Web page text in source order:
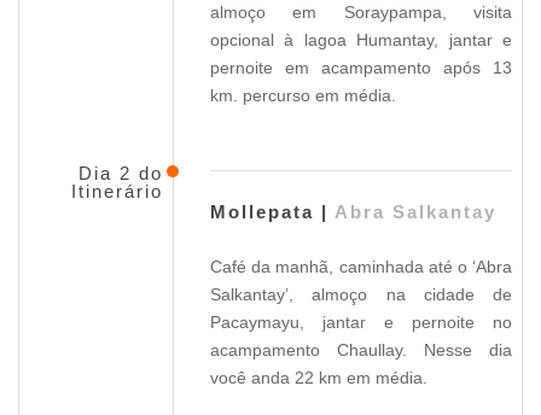
almoço em Soraypampa, visita
opcional à lagoa Humantay, jantar e
pernoite em acampamento após 13
km. percurso em média.
Dia 2 do
Itinerário
Mollepata | Abra Salkantay
Café da manhã, caminhada até o ‘Abra
Salkantay’, almoço na cidade de
Pacaymayu, jantar e pernoite no
acampamento Chaullay. Nesse dia
você anda 22 km em média.